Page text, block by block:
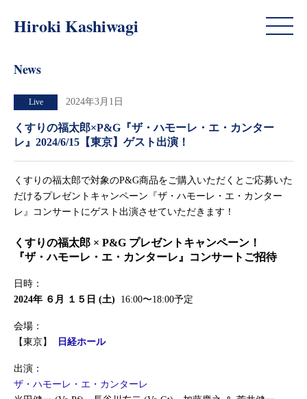
Hiroki Kashiwagi
News
Live 2024年3月1日
くすりの福太郎×P&G『ザ・ハモーレ・エ・カンター
レ』2024/6/15【東京】ゲスト出演！
くすりの福太郎で対象のP&G商品をご購入いただくとご応募いた
だけるプレゼントキャンペーン『ザ・ハモーレ・エ・カンター
レ』コンサートにゲスト出演させていただきます！
くすりの福太郎 × P&G プレゼントキャンペーン！
『ザ・ハモーレ・エ・カンターレ』コンサートご招待
日時：
2024年 ６月 １５日 (土)
16:00〜18:00予定
会場：
【東京】
日経ホール
出演：
ザ・ハモーレ・エ・カンターレ